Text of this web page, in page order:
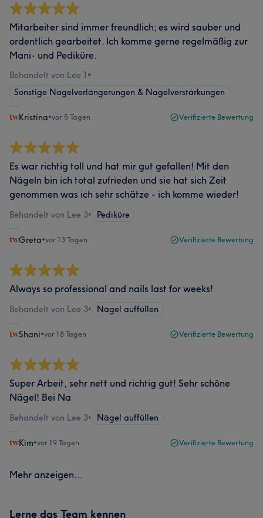
Mitarbeiter sind immer freundlich; es wird sauber und
ordentlich gearbeitet. Ich komme gerne regelmäßig zur
Mani- und Pediküre.
Behandelt von Lee 1 •
Sonstige Nagelverlängerungen & Nagelverstärkungen
Kristina•vor 5 Tagen Verifizierte Bewertung
Es war richtig toll und hat mir gut gefallen! Mit den
Nägeln bin ich total zufrieden und sie hat sich Zeit
genommen was ich sehr schätze - ich komme wieder!
Behandelt von Lee 3• Pediküre
Greta•vor 13 Tagen Verifizierte Bewertung
Always so professional and nails last for weeks!
Behandelt von Lee 3• Nägel auffüllen
Shani•vor 18 Tagen Verifizierte Bewertung
Super Arbeit, sehr nett und richtig gut! Sehr schöne
Nägel! Bei Na
Behandelt von Lee 3• Nägel auffüllen
Kim•vor 19 Tagen Verifizierte Bewertung
Mehr anzeigen...
Lerne das Team kennen